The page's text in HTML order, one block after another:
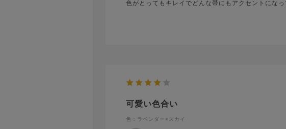
色がとってもキレイでどんな帯にもアクセントになっ
可愛い色合い
色：ラベンダー×スカイ